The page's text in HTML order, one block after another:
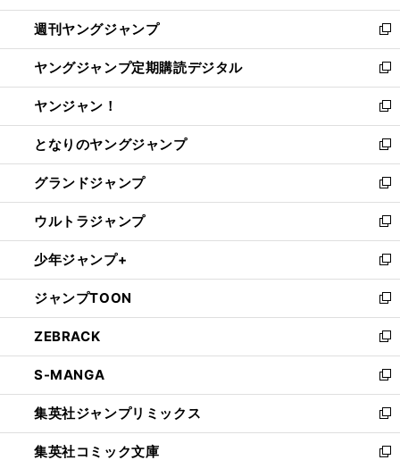
開
く
ウ
で
開
く
ン
ド
ウ
で
開
く
ウ
ィ
ン
ド
ウ
で
開
く
週刊ヤングジャンプ
新
し
い
ウ
ィ
ン
ド
ウ
で
開
く
ヤングジャンプ定期購読デジタル
新
し
い
ウ
ィ
ン
ド
ウ
で
開
く
ヤンジャン！
新
し
い
ウ
ィ
ン
ド
ウ
で
開
く
となりのヤングジャンプ
新
し
い
ウ
ィ
ン
ド
ウ
で
開
く
グランドジャンプ
新
し
い
ウ
ィ
ン
ド
ウ
で
開
く
ウルトラジャンプ
新
し
い
ウ
ィ
ン
ド
ウ
で
開
く
少年ジャンプ+
新
し
い
ウ
ィ
ン
ド
ウ
で
開
く
ジャンプTOON
新
し
い
ウ
ィ
ン
ド
ウ
で
ZEBRACK
新
し
い
ウ
ィ
ン
ド
S-MANGA
新
し
い
ウ
ィ
集英社ジャンプリミックス
新
し
い
集英社コミック文庫 新